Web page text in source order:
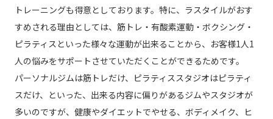
トレーニングも得意としております。特に、ラスタイルがおす
すめされる理由としては、筋トレ・有酸素運動・ボクシング・
ピラティスといった様々な運動が出来ることから、お客様1人1
人の悩みをサポートさせていただくことができるためです。
パーソナルジムは筋トレだけ、ピラティススタジオはピラティ
スだけ、といった、出来る内容に偏りがあるジムやスタジオが
多いのですが、健康やダイエットでやせる、ボディメイク、ヒ